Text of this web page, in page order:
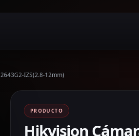
IZS(2.8-12mm)
PRODUCTO
Hikvision